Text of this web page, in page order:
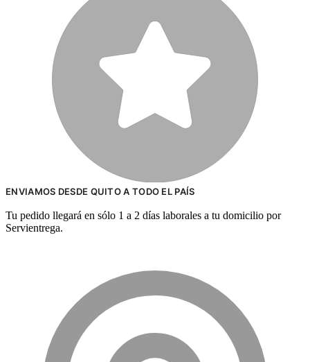
ENVIAMOS DESDE QUITO A TODO EL PAÍS
Tu pedido llegará en sólo 1 a 2 días laborales a tu domicilio por
Servientrega.